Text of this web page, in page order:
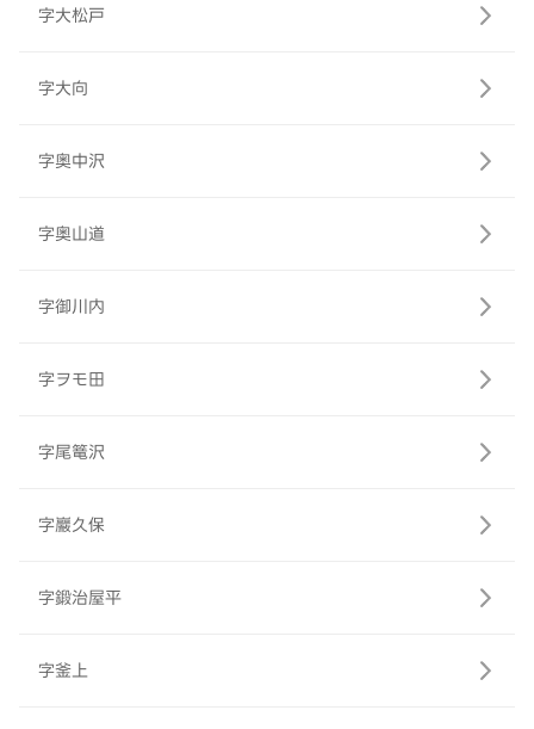
字大松戸
字大向
字奥中沢
字奥山道
字御川内
字ヲモ田
字尾篭沢
字巖久保
字鍛治屋平
字釜上